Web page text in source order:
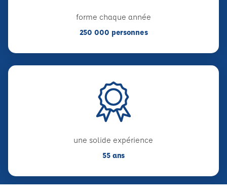
forme chaque année
250 000 personnes
une solide expérience
55 ans